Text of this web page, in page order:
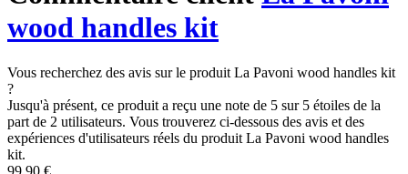
wood handles kit
Vous recherchez des avis sur le produit La Pavoni wood handles kit
?
Jusqu'à présent, ce produit a reçu une note de 5 sur 5 étoiles de la
part de 2 utilisateurs. Vous trouverez ci-dessous des avis et des
expériences d'utilisateurs réels du produit La Pavoni wood handles
kit.
99,90 €